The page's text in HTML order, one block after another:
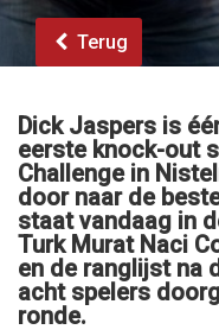
Terug
Dick Jaspers is
eerste knock-out
Challenge in
door naar de
staat vandaag in
Turk Murat Naci
en de ranglijst na
acht spelers
ronde.